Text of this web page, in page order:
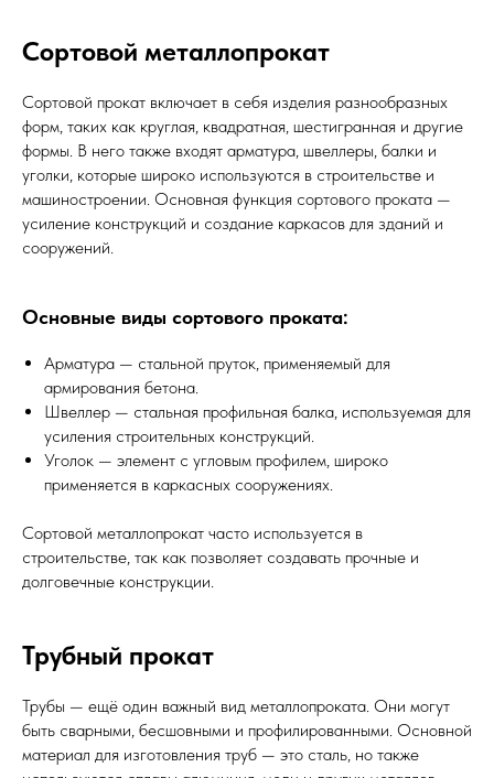
Сортовой металлопрокат
Сортовой прокат включает в себя изделия разнообразных
форм, таких как круглая, квадратная, шестигранная и другие
формы. В него также входят арматура, швеллеры, балки и
уголки, которые широко используются в строительстве и
машиностроении. Основная функция сортового проката —
усиление конструкций и создание каркасов для зданий и
сооружений.
Основные виды сортового проката:
Арматура — стальной пруток, применяемый для
армирования бетона.
Швеллер — стальная профильная балка, используемая для
усиления строительных конструкций.
Уголок — элемент с угловым профилем, широко
применяется в каркасных сооружениях.
Сортовой металлопрокат часто используется в
строительстве, так как позволяет создавать прочные и
долговечные конструкции.
Трубный прокат
Трубы — ещё один важный вид металлопроката. Они могут
быть сварными, бесшовными и профилированными. Основной
материал для изготовления труб — это сталь, но также